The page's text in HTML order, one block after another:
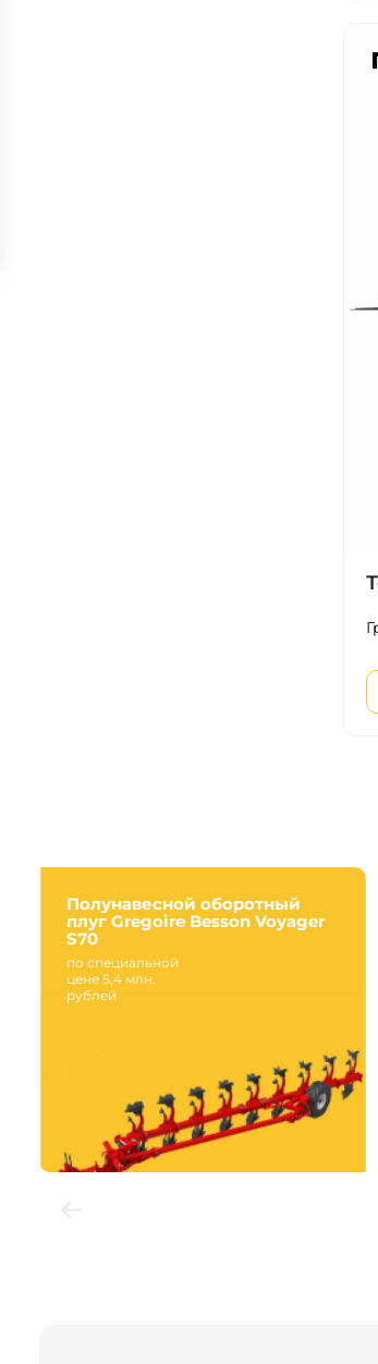
Полунавесной оборотный
плуг Gregoire Besson Voyager
S70
по специальной
цене 5,4 млн.
рублей